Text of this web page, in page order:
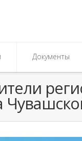
Документы